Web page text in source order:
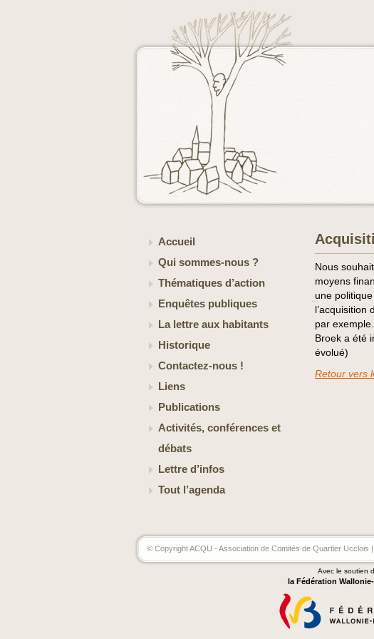
Accueil
Qui sommes-nous ?
Thématiques d’action
Enquêtes publiques
La lettre aux habitants
Historique
Contactez-nous !
Liens
Publications
Activités, conférences et
débats
Lettre d’infos
Tout l’agenda
Nous
moyens
une
l’acquisition
par
Broek a été
évolué)
Retour vers
© Copyright ACQU - Association de Comités de Quartier Ucclois |
Avec le soutien
la Fédération